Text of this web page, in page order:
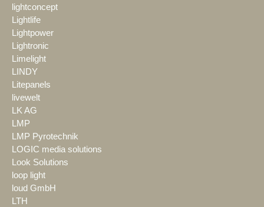
lightconcept
Lightlife
Lightpower
Lightronic
Limelight
LINDY
Litepanels
livewelt
LK AG
LMP
LMP Pyrotechnik
LOGIC media solutions
Look Solutions
loop light
loud GmbH
LTH